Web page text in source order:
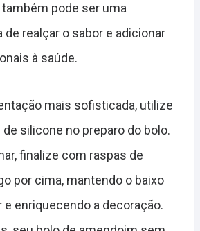
pode ser uma
realçar o sabor e adicionar
à saúde.
mais sofisticada, utilize
silicone no preparo do bolo.
finalize com raspas de
por cima, mantendo o baixo
e enriquecendo a decoração.